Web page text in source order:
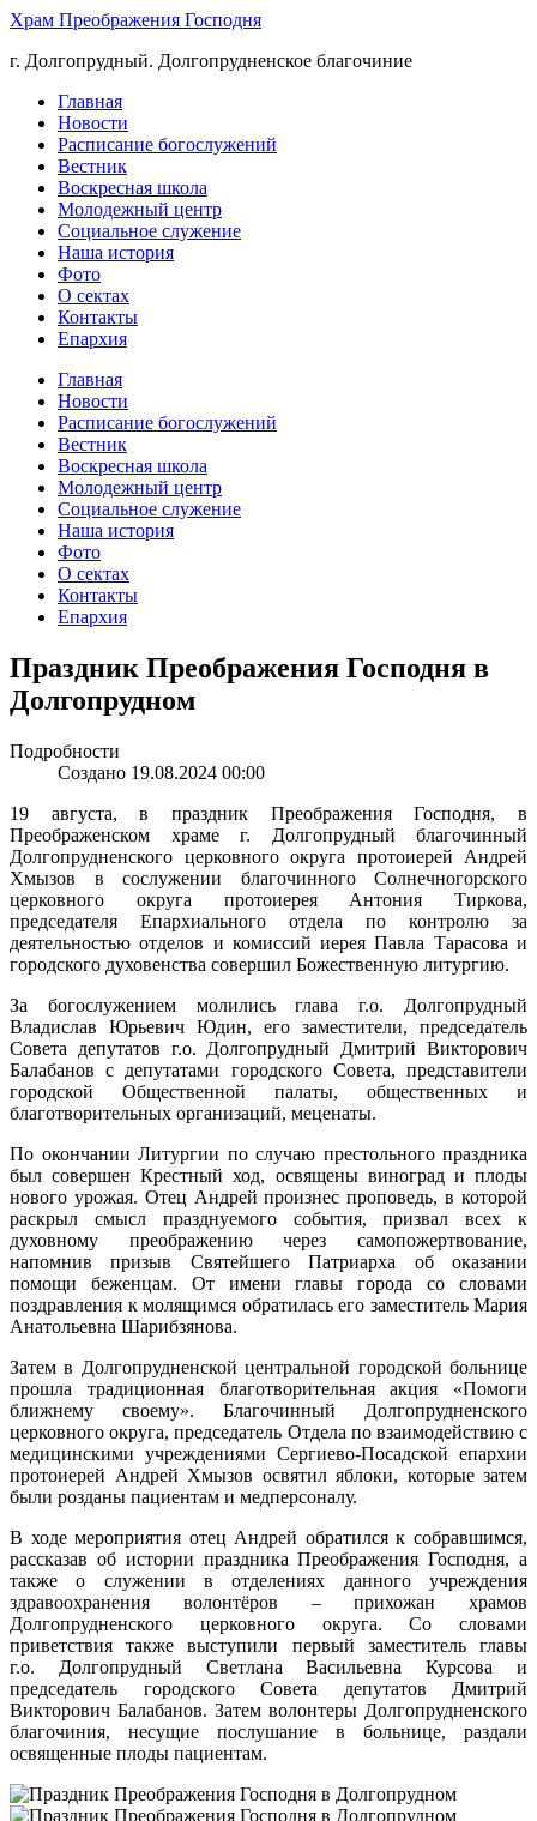
Храм Преображения Господня
г. Долгопрудный. Долгопрудненское благочиние
Главная
Новости
Расписание богослужений
Вестник
Воскресная школа
Молодежный центр
Социальное служение
Наша история
Фото
О сектах
Контакты
Епархия
Главная
Новости
Расписание богослужений
Вестник
Воскресная школа
Молодежный центр
Социальное служение
Наша история
Фото
О сектах
Контакты
Епархия
Праздник Преображения Господня в
Долгопрудном
Подробности
Создано 19.08.2024 00:00
19 августа, в праздник Преображения Господня, в
Преображенском храме г. Долгопрудный благочинный
Долгопрудненского церковного округа протоиерей Андрей
Хмызов в сослужении благочинного Солнечногорского
церковного округа протоиерея Антония Тиркова,
председателя Епархиального отдела по контролю за
деятельностью отделов и комиссий иерея Павла Тарасова и
городского духовенства совершил Божественную литургию.
За богослужением молились глава г.о. Долгопрудный
Владислав Юрьевич Юдин, его заместители, председатель
Совета депутатов г.о. Долгопрудный Дмитрий Викторович
Балабанов с депутатами городского Совета, представители
городской Общественной палаты, общественных и
благотворительных организаций, меценаты.
По окончании Литургии по случаю престольного праздника
был совершен Крестный ход, освящены виноград и плоды
нового урожая. Отец Андрей произнес проповедь, в которой
раскрыл смысл празднуемого события, призвал всех к
духовному преображению через самопожертвование,
напомнив призыв Святейшего Патриарха об оказании
помощи беженцам. От имени главы города со словами
поздравления к молящимся обратилась его заместитель Мария
Анатольевна Шарибзянова.
Затем в Долгопрудненской центральной городской больнице
прошла традиционная благотворительная акция «Помоги
ближнему своему». Благочинный Долгопрудненского
церковного округа, председатель Отдела по взаимодействию с
медицинскими учреждениями Сергиево-Посадской епархии
протоиерей Андрей Хмызов освятил яблоки, которые затем
были розданы пациентам и медперсоналу.
В ходе мероприятия отец Андрей обратился к собравшимся,
рассказав об истории праздника Преображения Господня, а
также о служении в отделениях данного учреждения
здравоохранения волонтёров – прихожан храмов
Долгопрудненского церковного округа. Со словами
приветствия также выступили первый заместитель главы
г.о. Долгопрудный Светлана Васильевна Курсова и
председатель городского Совета депутатов Дмитрий
Викторович Балабанов. Затем волонтеры Долгопрудненского
благочиния, несущие послушание в больнице, раздали
освященные плоды пациентам.